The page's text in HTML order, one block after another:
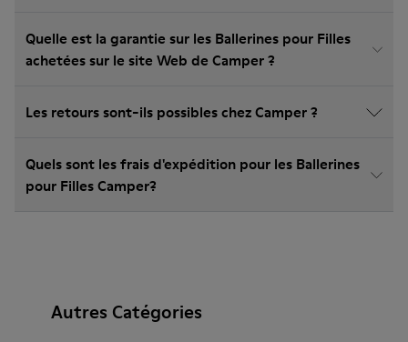
Quelle est la garantie sur les Ballerines pour Filles
achetées sur le site Web de Camper ?
Les retours sont-ils possibles chez Camper ?
Quels sont les frais d'expédition pour les Ballerines
pour Filles Camper?
Autres Catégories